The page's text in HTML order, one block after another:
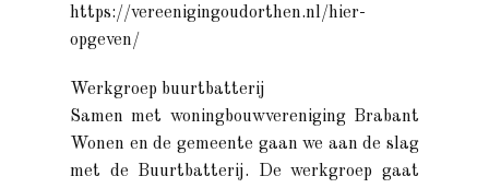
https://vereenigingoudorthen.nl/hier-
opgeven/
Werkgroep buurtbatterij
Samen met woningbouwvereniging Brabant
Wonen en de gemeente gaan we aan de slag
met de Buurtbatterij. De werkgroep gaat